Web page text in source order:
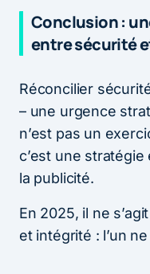
Conclusion :
entre sécurité
Réconcilier
– une urgence
n’est pas un
c’est une
la publicité.
En 2025, il ne
et intégrité : l’un